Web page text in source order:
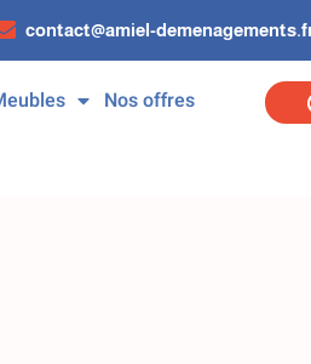
contact@amiel-
Nos offres